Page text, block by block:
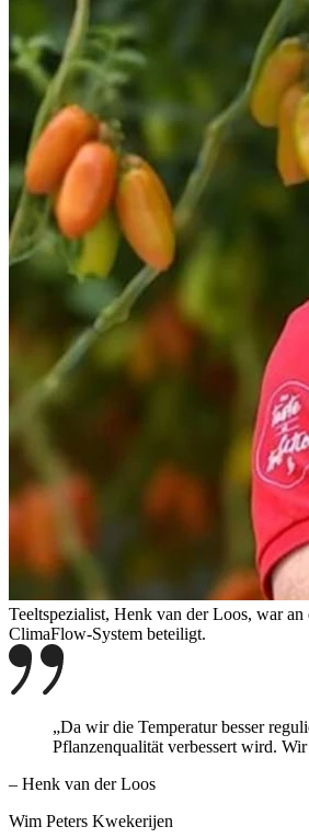
Teeltspezialist, Henk van der Loos, war
ClimaFlow-System beteiligt.
„Da wir die Temperatur besser
Pflanzenqualität verbessert wird.
– Henk van der Loos
Wim Peters Kwekerijen